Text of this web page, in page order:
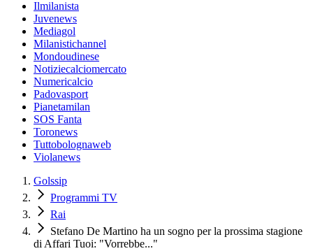
Ilmilanista
Juvenews
Mediagol
Milanistichannel
Mondoudinese
Notiziecalciomercato
Numericalcio
Padovasport
Pianetamilan
SOS Fanta
Toronews
Tuttobolognaweb
Violanews
Golssip
Programmi TV
Rai
Stefano De Martino ha un sogno per la prossima stagione
di Affari Tuoi: "Vorrebbe..."